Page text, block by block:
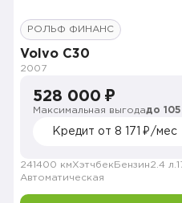
РОЛЬФ ФИНАНС
Volvo C30
2007
528 000 ₽
Максимальная выгодадо
Кредит от 8 171 ₽/мес
241400 кмХэтчбек Бензин2.4 л.
Автоматическая